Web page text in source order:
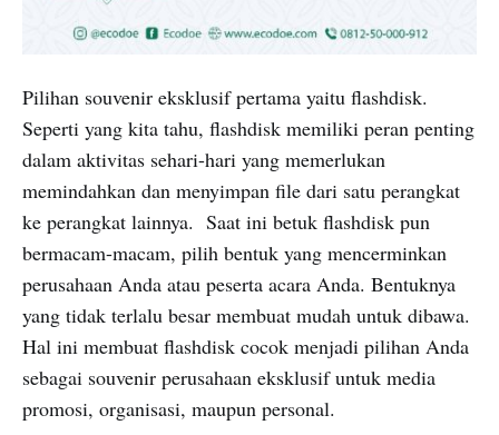
Pilihan souvenir eksklusif pertama yaitu flashdisk.
Seperti yang kita tahu, flashdisk memiliki peran penting
dalam aktivitas sehari-hari yang memerlukan
memindahkan dan menyimpan file dari satu perangkat
ke perangkat lainnya. Saat ini betuk flashdisk pun
bermacam-macam, pilih bentuk yang mencerminkan
perusahaan Anda atau peserta acara Anda. Bentuknya
yang tidak terlalu besar membuat mudah untuk dibawa.
Hal ini membuat flashdisk cocok menjadi pilihan Anda
sebagai souvenir perusahaan eksklusif untuk media
promosi, organisasi, maupun personal.